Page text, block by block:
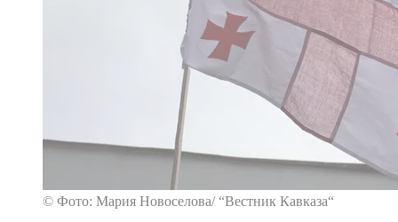
© Фото: Мария Новоселова/ “Вестник Кавказа“